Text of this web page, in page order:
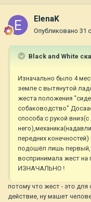
ElenaK
Опубликовано 31
Black and White
Изначально было 4
земле с вытянутой
жеста положения
собаководство"
способа:с рукой
передних
подошёл лишь
воспринимала жест на
ИЗНАЧАЛЬНО !
потому что жест - это для
действие, ну машет